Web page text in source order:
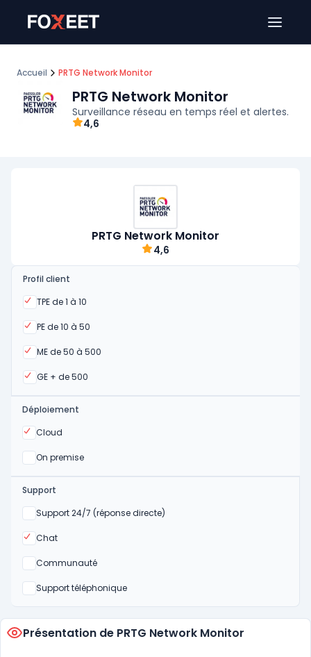
Accueil PRTG Network Monitor
PRTG Network Monitor
Surveillance réseau en temps réel et alertes.
4,6
PRTG Network Monitor
4,6
Profil client
TPE de 1 à 10
Oui
PE de 10 à 50
Oui
ME de 50 à 500
Oui
GE + de 500
Oui
Déploiement
Cloud
Oui
On premise
Oui
Support
Support 24/7 (réponse directe)
Non
Chat
Oui
Communauté
Non
Support téléphonique
Non
Présentation de PRTG Network Monitor